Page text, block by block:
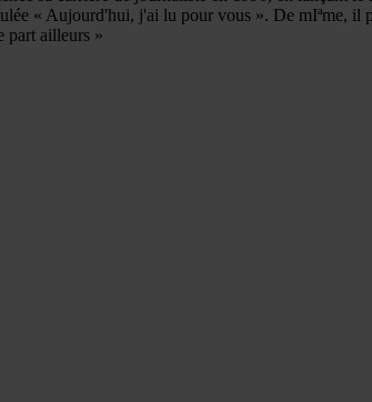
« Aujourd'hui, j'ai lu pour vous ». De mIªme,
part ailleurs »